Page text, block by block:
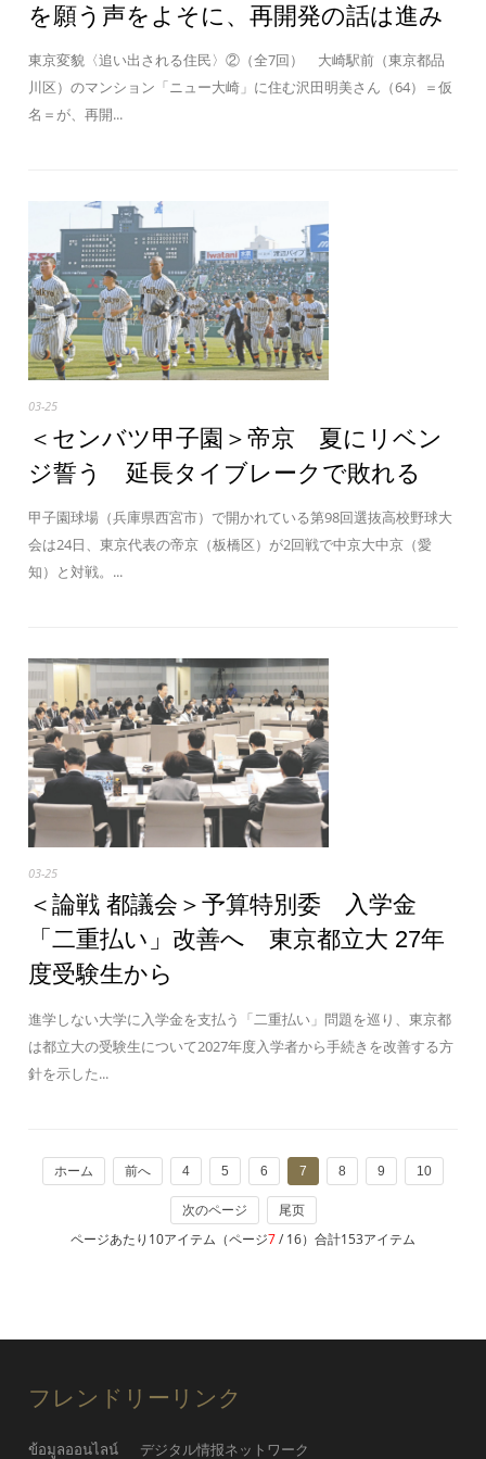
を願う声をよそに、再開発の話は進み
東京変貌〈追い出される住民〉②（全7回） 大崎駅前（東京都品
川区）のマンション「ニュー大崎」に住む沢田明美さん（64）＝仮
名＝が、再開...
03-25
＜センバツ甲子園＞帝京 夏にリベン
ジ誓う 延長タイブレークで敗れる
甲子園球場（兵庫県西宮市）で開かれている第98回選抜高校野球大
会は24日、東京代表の帝京（板橋区）が2回戦で中京大中京（愛
知）と対戦。...
03-25
＜論戦 都議会＞予算特別委 入学金
「二重払い」改善へ 東京都立大 27年
度受験生から
進学しない大学に入学金を支払う「二重払い」問題を巡り、東京都
は都立大の受験生について2027年度入学者から手続きを改善する方
針を示した...
ホーム 前へ 4 5 6 7 8 9 10
次のページ 尾页
ページあたり10アイテム（ページ7/ 16）合計153アイテム
フレンドリーリンク
ข้อมูลออนไลน์ デジタル情报ネットワーク